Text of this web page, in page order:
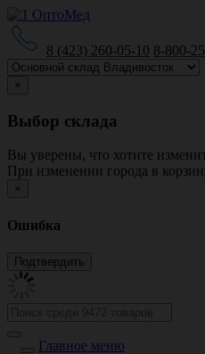
8 (423) 260-05-10 8-800-
×
Выбор склада
Вы уверены, что хотите
При изменении города в
×
Ошибка
Главное меню